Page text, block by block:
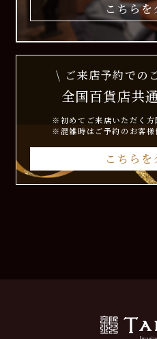
こちらを
\ ご来店予約での
全国百貨店共
※初めてご来店いただく方
※混雑時はご予約のお客様
こちらを